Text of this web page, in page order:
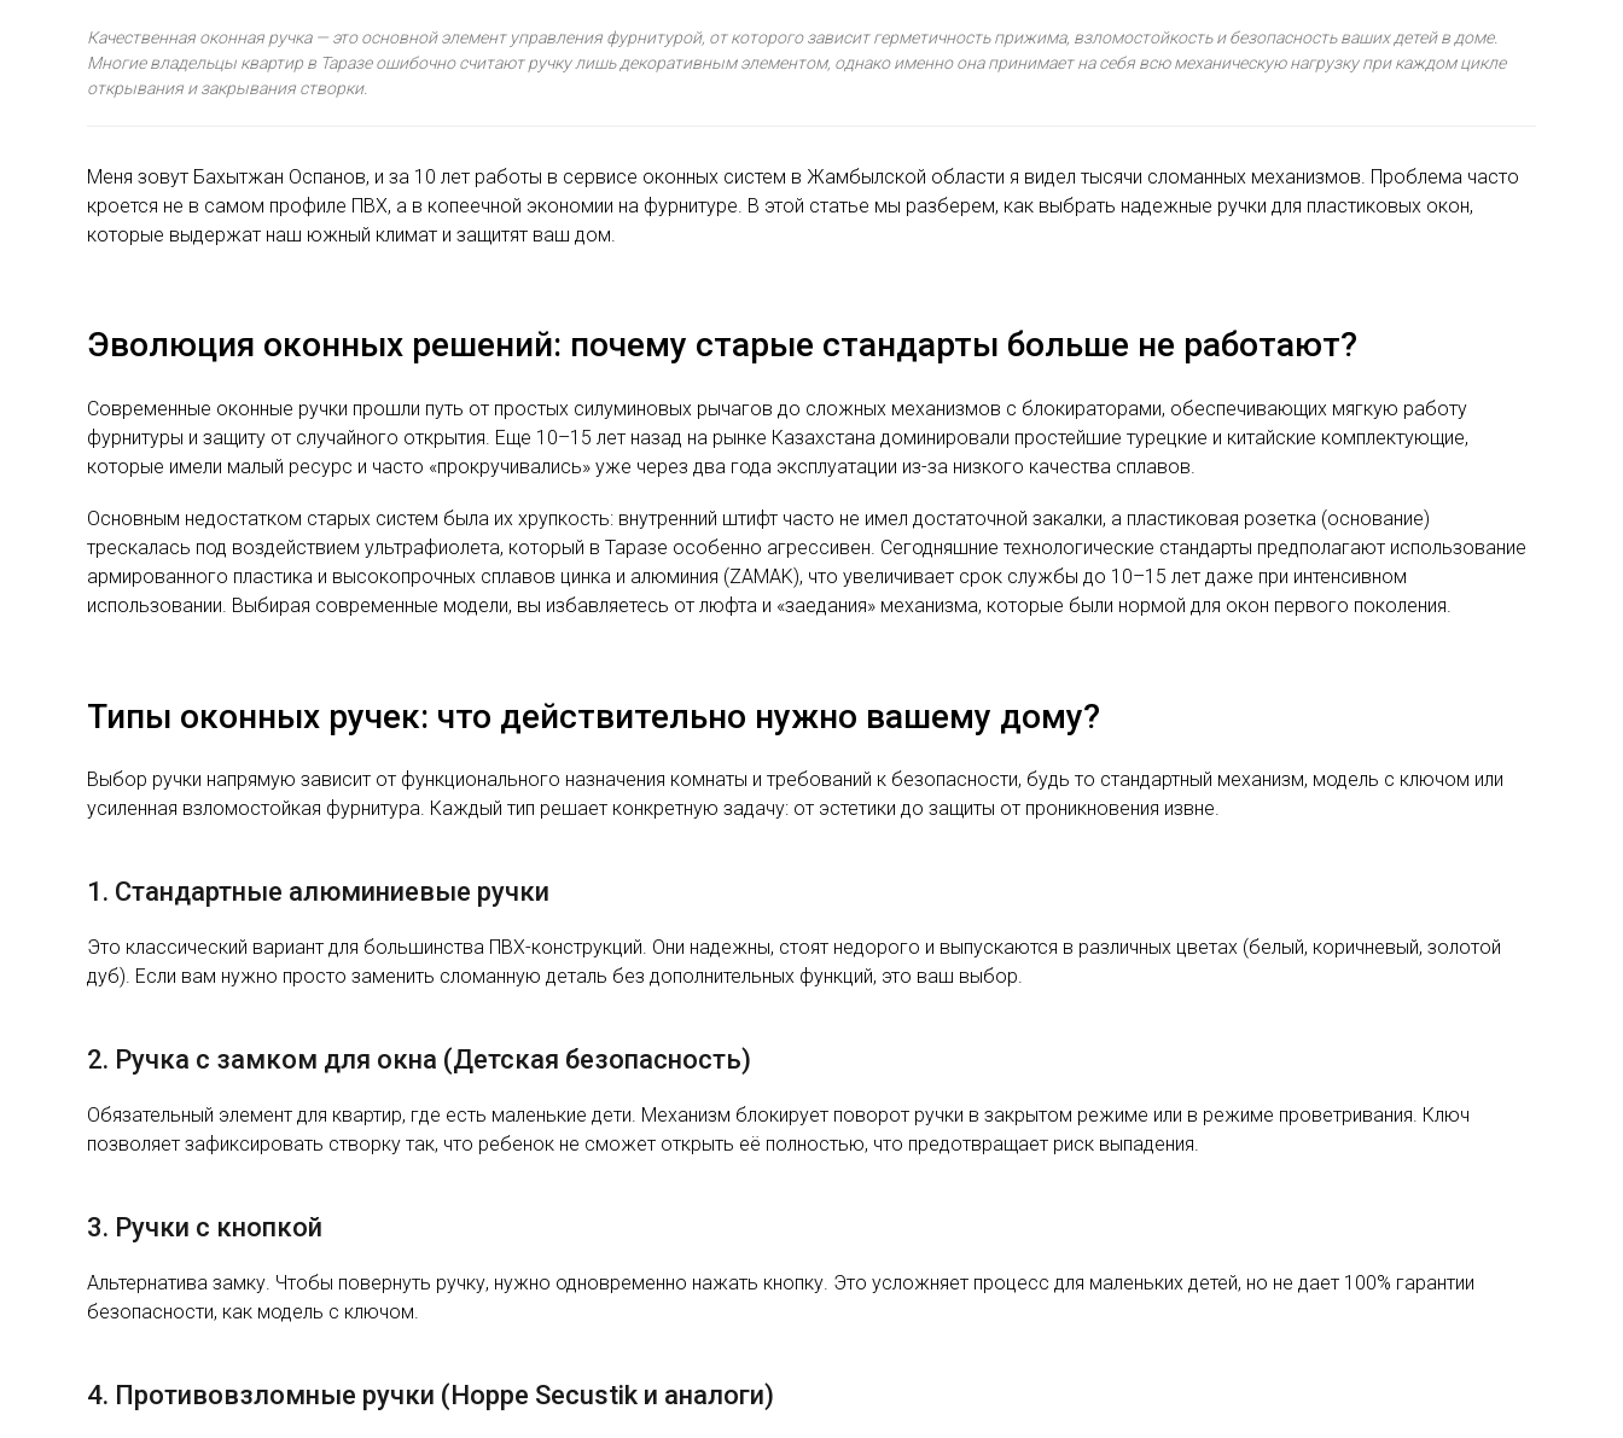
Качественная оконная ручка — это основной элемент управления фурнитурой, от которого зависит герметичность прижима, взломостойкость и безопасность ваших детей в доме.
Многие владельцы квартир в Таразе ошибочно считают ручку лишь декоративным элементом, однако именно она принимает на себя всю механическую нагрузку при каждом цикле
открывания и закрывания створки.
Меня зовут Бахытжан Оспанов, и за 10 лет работы в сервисе оконных систем в Жамбылской области я видел тысячи сломанных механизмов. Проблема часто
кроется не в самом профиле ПВХ, а в копеечной экономии на фурнитуре. В этой статье мы разберем, как выбрать надежные ручки для пластиковых окон,
которые выдержат наш южный климат и защитят ваш дом.
Эволюция оконных решений: почему старые стандарты больше не работают?
Современные оконные ручки прошли путь от простых силуминовых рычагов до сложных механизмов с блокираторами, обеспечивающих мягкую работу
фурнитуры и защиту от случайного открытия. Еще 10–15 лет назад на рынке Казахстана доминировали простейшие турецкие и китайские комплектующие,
которые имели малый ресурс и часто «прокручивались» уже через два года эксплуатации из-за низкого качества сплавов.
Основным недостатком старых систем была их хрупкость: внутренний штифт часто не имел достаточной закалки, а пластиковая розетка (основание)
трескалась под воздействием ультрафиолета, который в Таразе особенно агрессивен. Сегодняшние технологические стандарты предполагают использование
армированного пластика и высокопрочных сплавов цинка и алюминия (ZAMAK), что увеличивает срок службы до 10–15 лет даже при интенсивном
использовании. Выбирая современные модели, вы избавляетесь от люфта и «заедания» механизма, которые были нормой для окон первого поколения.
Типы оконных ручек: что действительно нужно вашему дому?
Выбор ручки напрямую зависит от функционального назначения комнаты и требований к безопасности, будь то стандартный механизм, модель с ключом или
усиленная взломостойкая фурнитура. Каждый тип решает конкретную задачу: от эстетики до защиты от проникновения извне.
1. Стандартные алюминиевые ручки
Это классический вариант для большинства ПВХ-конструкций. Они надежны, стоят недорого и выпускаются в различных цветах (белый, коричневый, золотой
дуб). Если вам нужно просто заменить сломанную деталь без дополнительных функций, это ваш выбор.
2. Ручка с замком для окна (Детская безопасность)
Обязательный элемент для квартир, где есть маленькие дети. Механизм блокирует поворот ручки в закрытом режиме или в режиме проветривания. Ключ
позволяет зафиксировать створку так, что ребенок не сможет открыть её полностью, что предотвращает риск выпадения.
3. Ручки с кнопкой
Альтернатива замку. Чтобы повернуть ручку, нужно одновременно нажать кнопку. Это усложняет процесс для маленьких детей, но не дает 100% гарантии
безопасности, как модель с ключом.
4. Противовзломные ручки (Hoppe Secustik и аналоги)